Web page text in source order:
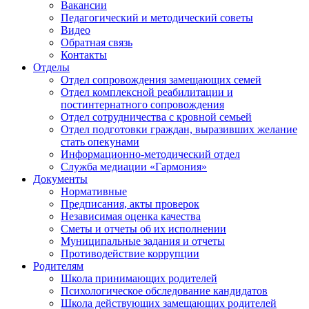
Вакансии
Педагогический и методический советы
Видео
Обратная связь
Контакты
Отделы
Отдел сопровождения замещающих семей
Отдел комплексной реабилитации и
постинтернатного сопровождения
Отдел сотрудничества с кровной семьей
Отдел подготовки граждан, выразивших желание
стать опекунами
Информационно-методический отдел
Служба медиации «Гармония»
Документы
Нормативные
Предписания, акты проверок
Независимая оценка качества
Сметы и отчеты об их исполнении
Муниципальные задания и отчеты
Противодействие коррупции
Родителям
Школа принимающих родителей
Психологическое обследование кандидатов
Школа действующих замещающих родителей